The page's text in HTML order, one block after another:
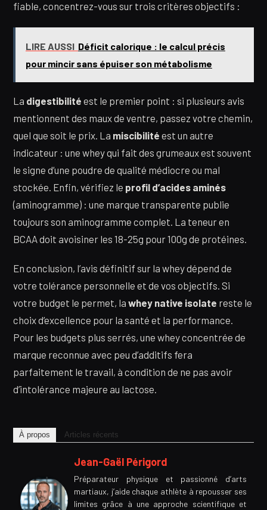
fiable, concentrez-vous sur trois critères objectifs :
LIRE AUSSI Déficit calorique : le calcul précis
pour mincir sans épuiser son métabolisme
La digestibilité est le premier point : si plusieurs avis
mentionnent des maux de ventre, passez votre chemin,
quel que soit le prix. La miscibilité est un autre
indicateur : une whey qui fait des grumeaux est souvent
le signe d’une poudre de qualité médiocre ou mal
stockée. Enfin, vérifiez le profil d’acides aminés
(aminogramme) : une marque transparente publie
toujours son aminogramme complet. La teneur en
BCAA doit avoisiner les 18-25g pour 100g de protéines.
En conclusion, l’avis définitif sur la whey dépend de
votre tolérance personnelle et de vos objectifs. Si
votre budget le permet, la whey native isolate reste le
choix d’excellence pour la santé et la performance.
Pour les budgets plus serrés, une whey concentrée de
marque reconnue avec peu d’additifs fera
parfaitement le travail, à condition de ne pas avoir
d’intolérance majeure au lactose.
À propos Articles récents
Jean-Gaël Périgord
Préparateur physique et passionné d’arts
martiaux, j’aide chaque athlète à repousser ses
limites grâce à une approche scientifique et